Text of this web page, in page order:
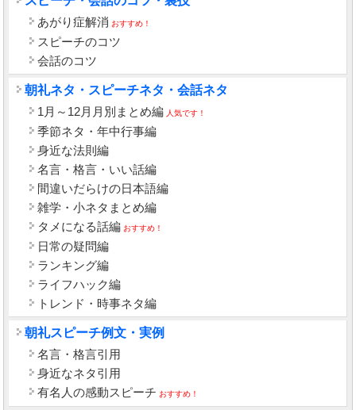
あがり症解消 おすすめ！
スピーチのコツ
会話のコツ
朝礼ネタ・スピーチネタ・会話ネタ
1月～12月月別まとめ編 人気です！
季節ネタ・年中行事編
身近な法則編
名言・格言・いい話編
間違いだらけの日本語編
雑学・小ネタまとめ編
タメになる話編 おすすめ！
日常の疑問編
ランキング編
ライフハック編
トレンド・時事ネタ編
朝礼スピーチ例文・実例
名言・格言引用
身近なネタ引用
有名人の感動スピーチ おすすめ！